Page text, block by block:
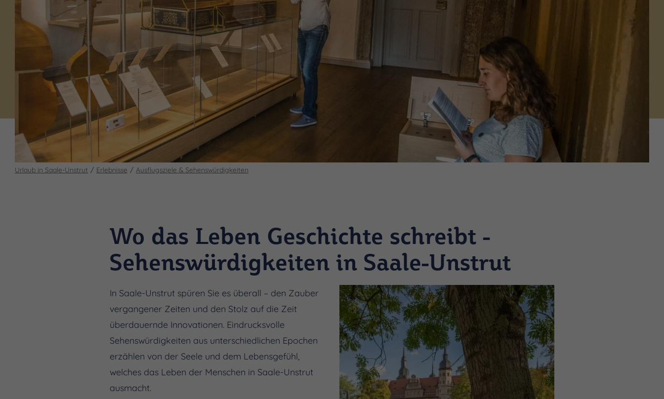
Urlaub in Saale-Unstrut Erlebnisse Ausflugsziele & Sehenswürdigkeiten
Wo das Leben Geschichte schreibt -
Sehenswürdigkeiten in Saale-Unstrut
In Saale-Unstrut spüren Sie es überall – den Zauber
vergangener Zeiten und den Stolz auf die Zeit
überdauernde Innovationen. Eindrucksvolle
Sehenswürdigkeiten aus unterschiedlichen Epochen
erzählen von der Seele und dem Lebensgefühl,
welches das Leben der Menschen in Saale-Unstrut
ausmacht.
(c) Saale-Unstrut-Tourismus e.V., Falko Matte